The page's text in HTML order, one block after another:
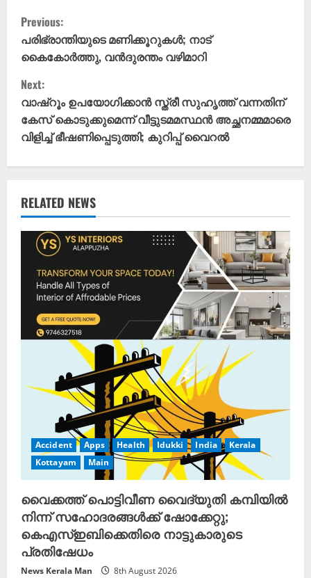
C
o
n
t
i
n
u
e
d
n
Previous:
പരിഭ്രാന്തിയുടെ മണിക്കൂറുകൾ; നാട്
കൈകോർത്തു, വൻദുരന്തം വഴിമാറി
Next:
വാഷ്റൂം ഉപയോഗിക്കാൻ സ്ത്രീ സുഹൃത്ത് വന്നതിന്
കേസ് കൊടുക്കുമെന്ന് വീട്ടുടമമസ്ഥൻ അച്ഛനമ്മമാരെ
വിളിച്ച് ഭീഷണിപ്പെടുത്തി; കുറിപ്പ് വൈറൽ
RELATED NEWS
Accident Apps Health Idukki India
Kerala
Kottayam
Main
വൈക്കത്ത് പൊട്ടിവീണ വൈദ്യുതി കമ്പിയിൽ
നിന്ന് സഹോദരങ്ങൾക്ക് ഷോക്കേറ്റു;
കെഎസ്ഇബിക്കെതിരെ നാട്ടുകാരുടെ
പ്രതിഷേധം
News Kerala Man 8th August 2026